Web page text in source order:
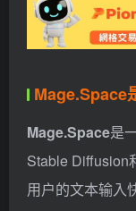
Mage.Space
Mage.Space是
Stable Diffusion
用户的文本输入